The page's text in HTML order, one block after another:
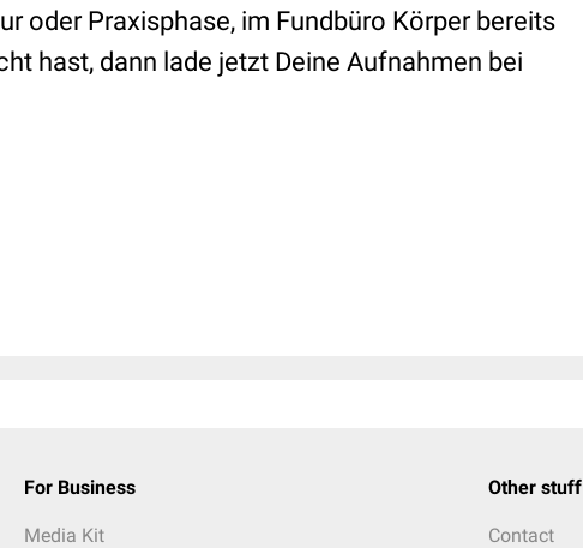
oder Praxisphase, im Fundbüro Körper bereits
hast, dann lade jetzt Deine Aufnahmen bei
For Business
Media Kit
Other stuff
Contact